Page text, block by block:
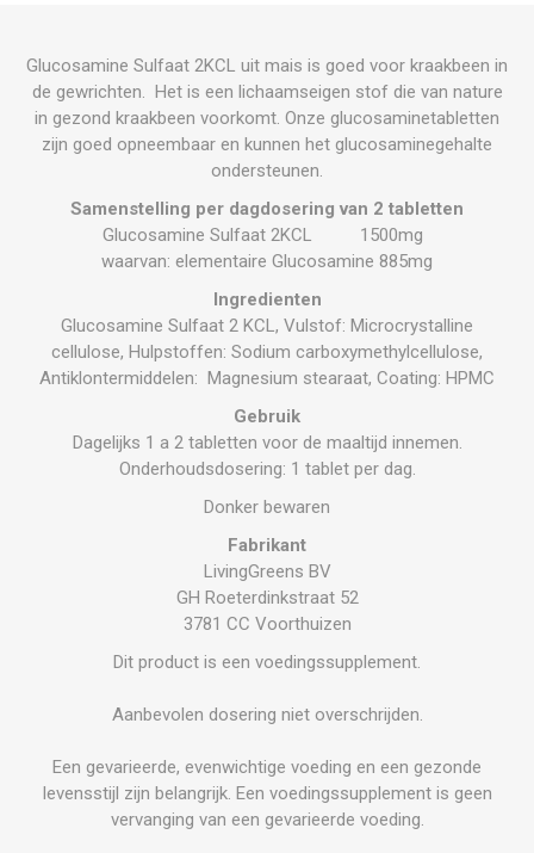
Glucosamine Sulfaat 2KCL uit mais is goed voor kraakbeen in
de gewrichten. Het is een lichaamseigen stof die van nature
in gezond kraakbeen voorkomt. Onze glucosaminetabletten
zijn goed opneembaar en kunnen het glucosaminegehalte
ondersteunen.
Samenstelling per dagdosering van 2 tabletten
Glucosamine Sulfaat 2KCL 1500mg
waarvan: elementaire Glucosamine 885mg
Ingredienten
Glucosamine Sulfaat 2 KCL, Vulstof: Microcrystalline
cellulose, Hulpstoffen: Sodium carboxymethylcellulose,
Antiklontermiddelen: Magnesium stearaat, Coating: HPMC
Gebruik
Dagelijks 1 a 2 tabletten voor de maaltijd innemen.
Onderhoudsdosering: 1 tablet per dag.
Donker bewaren
Fabrikant
LivingGreens BV
GH Roeterdinkstraat 52
3781 CC Voorthuizen
Dit product is een voedingssupplement.
Aanbevolen dosering niet overschrijden.
Een gevarieerde, evenwichtige voeding en een gezonde
levensstijl zijn belangrijk. Een voedingssupplement is geen
vervanging van een gevarieerde voeding.